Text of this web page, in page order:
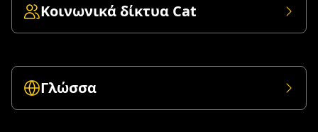
Κοινωνικά δίκτυα Cat
Γλώσσα